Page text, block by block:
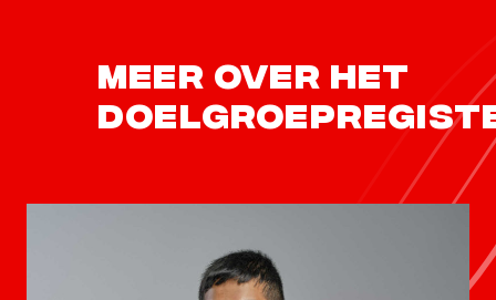
Meer over het